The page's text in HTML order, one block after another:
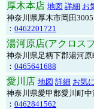
厚木本店 地図 詳細 お
神奈川県厚木市岡田3005
： 0462201721
湯河原店(アクロス
神奈川県足柄下郡湯河
： 0465641688
愛川店 地図 詳細 お気
神奈川県愛甲郡愛川町中
： 0462841562